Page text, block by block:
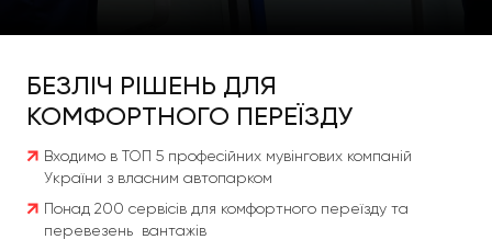
БЕЗЛІЧ РІШЕНЬ ДЛЯ
КОМФОРТНОГО ПЕРЕЇЗДУ
Входимо в ТОП 5 професійних мувінгових компаній
України з власним автопарком
Понад 200 сервісів для комфортного переїзду та
перевезень вантажів